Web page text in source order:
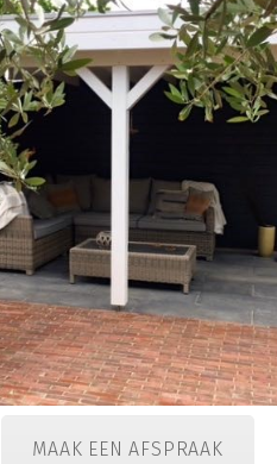
MAAK EEN AFSPRAAK